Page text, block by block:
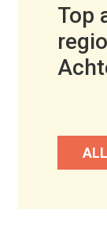
Top